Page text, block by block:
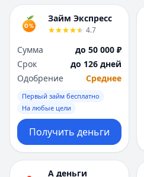
Займ Экспресс
4.7
Сумма
до 50 000 ₽
Срок
до 126 дней
Одобрение
Среднее
Первый займ бесплатно
На любые цели
Получить деньги
А деньги